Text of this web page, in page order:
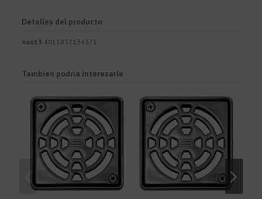
Detalles del producto
ean13 4011832134371
También podría interesarle